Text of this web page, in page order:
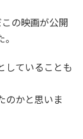
の映画が公開
していることも
のかと思いま